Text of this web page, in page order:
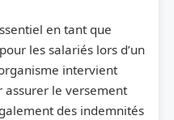
en tant que
les salariés lors d’un
intervient
le versement
des indemnités